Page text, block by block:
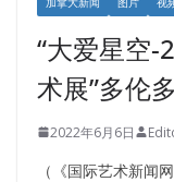
“大爱星空-
术展”多伦
2022年6月6日
（《国际艺术新闻